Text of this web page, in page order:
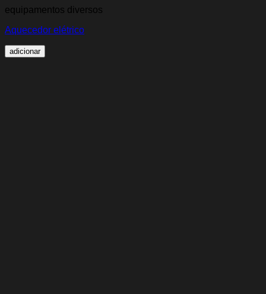
equipamentos diversos
Aquecedor elétrico
adicionar